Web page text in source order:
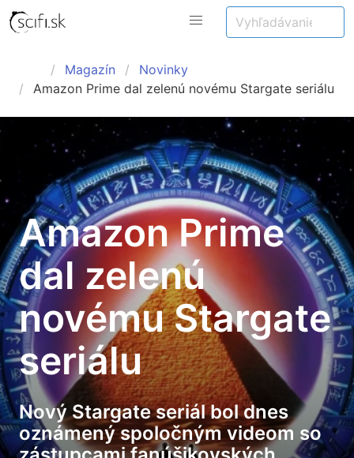
Magazín
Novinky
Amazon Prime dal zelenú novému Stargate seriálu
Amazon Prime
dal zelenú
novému Stargate
seriálu
Nový Stargate seriál bol dnes
oznámený spoločným videom so